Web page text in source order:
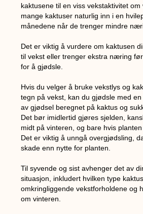
kaktusene til en viss vekstaktivitet
mange kaktuser naturlig inn i en
månedene når de trenger mindre
Det er viktig å vurdere om kaktusen
til vekst eller trenger ekstra næring
for å gjødsle.
Hvis du velger å bruke vekstlys og
tegn på vekst, kan du gjødsle med
av gjødsel beregnet på kaktus og
Det bør imidlertid gjøres sjelden,
midt på vinteren, og bare hvis planten
Det er viktig å unngå overgjødsling,
skade enn nytte for planten.
Til syvende og sist avhenger det av
situasjon, inkludert hvilken type
omkringliggende vekstforholdene og
om vinteren.